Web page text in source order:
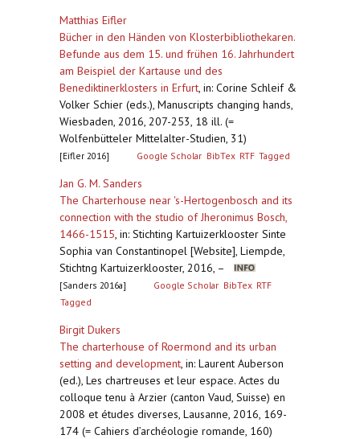
Matthias Eifler
Bücher in den Händen von Klosterbibliothekaren.
Befunde aus dem 15. und frühen 16. Jahrhundert
am Beispiel der Kartause und des
Benediktinerklosters in Erfurt, in: Corine Schleif &
Volker Schier (eds.), Manuscripts changing hands,
Wiesbaden, 2016, 207-253, 18 ill. (=
Wolfenbütteler Mittelalter-Studien, 31)
[Eifler 2016] Google Scholar BibTex RTF Tagged
Jan G. M. Sanders
The Charterhouse near 's-Hertogenbosch and its
connection with the studio of Jheronimus Bosch,
1466-1515, in: Stichting Kartuizerklooster Sinte
Sophia van Constantinopel [Website], Liempde,
Stichtng Kartuizerklooster, 2016, –
[Sanders 2016a] Google Scholar BibTex RTF
Tagged
Birgit Dukers
The charterhouse of Roermond and its urban
setting and development, in: Laurent Auberson
(ed.), Les chartreuses et leur espace. Actes du
colloque tenu à Arzier (canton Vaud, Suisse) en
2008 et études diverses, Lausanne, 2016, 169-
174 (= Cahiers d’archéologie romande, 160)